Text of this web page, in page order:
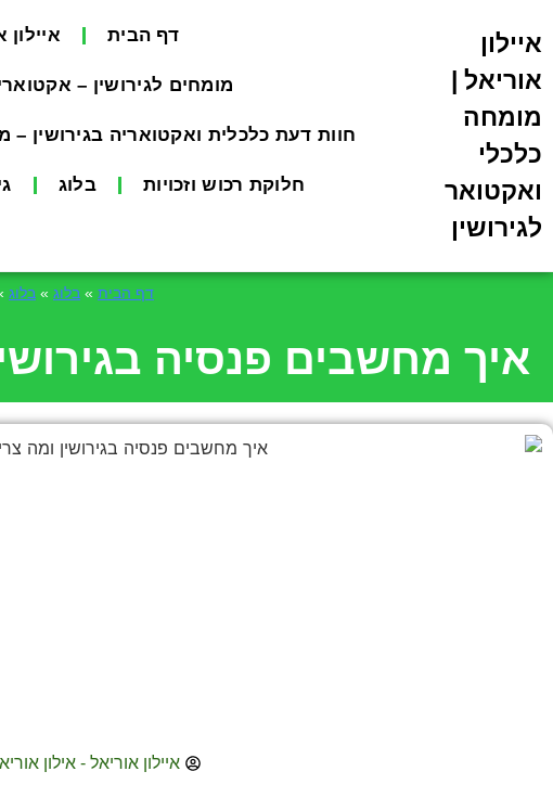
איילון
אוריאל |
מומחה
כלכלי
ואקטואר
לגירושין
דף הבית
מומחים לגירושין –
חוות דעת כלכלית ואקטואריה בגירושין –
חלוקת רכוש וזכויות בלוג
דף הבית » בלוג » בלוג
איך מחשבים פנסיה
איילון אוריאל - אילון